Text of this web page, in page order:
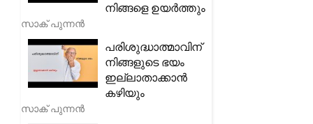
നിങ്ങളെ ഉയർത്തും
സാക് പുന്നൻ
പരിശുദ്ധാത്മാവിന്
നിങ്ങളുടെ ഭയം
ഇല്ലാതാക്കാൻ
കഴിയും
സാക് പുന്നൻ